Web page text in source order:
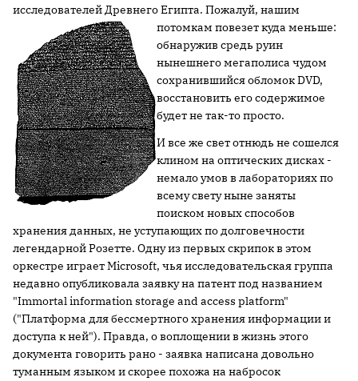
исследователей Древнего Египта. Пожалуй, нашим
потомкам повезет куда меньше:
обнаружив средь руин
нынешнего мегаполиса чудом
сохранившийся обломок DVD,
восстановить его содержимое
будет не так-то просто.
И все же свет отнюдь не сошелся
клином на оптических дисках -
немало умов в лабораториях по
всему свету ныне заняты
поиском новых способов
хранения данных, не уступающих по долговечности
легендарной Розетте. Одну из первых скрипок в этом
оркестре играет Microsoft, чья исследовательская группа
недавно опубликовала заявку на патент под названием
"Immortal information storage and access platform"
("Платформа для бессмертного хранения информации и
доступа к ней"). Правда, о воплощении в жизнь этого
документа говорить рано - заявка написана довольно
туманным языком и скорее похожа на набросок